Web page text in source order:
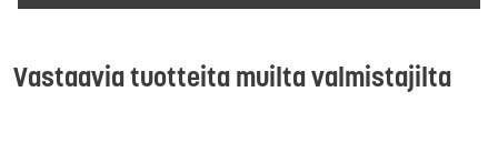
Vastaavia tuotteita muilta valmistajilta